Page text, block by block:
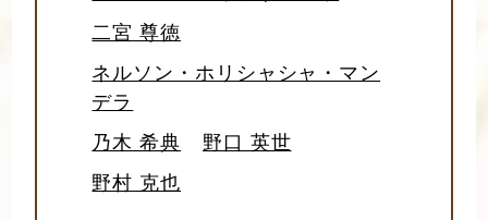
二宮 尊徳
ネルソン・ホリシャシャ・マン
デラ
乃木 希典
野口 英世
野村 克也